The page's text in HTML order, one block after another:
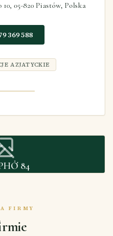
05-820 Piastów, Polska
369 588
AZJATYCKIE
84
FIRMY